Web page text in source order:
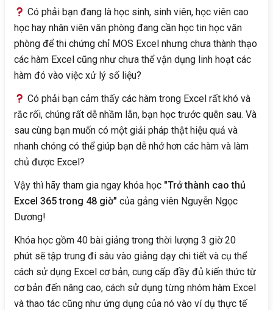
Có phải bạn đang là học sinh, sinh viên, học viên cao
học hay nhân viên văn phòng đang cần học tin học văn
phòng để thi chứng chỉ MOS Excel nhưng chưa thành thạo
các hàm Excel cũng như chưa thể vận dụng linh hoạt các
hàm đó vào việc xử lý số liệu?
Có phải bạn cảm thấy các hàm trong Excel rất khó và
rắc rối, chúng rất dễ nhầm lẫn, bạn học trước quên sau. Và
sau cùng bạn muốn có một giải pháp thật hiệu quả và
nhanh chóng có thể giúp bạn dễ nhớ hơn các hàm và làm
chủ được Excel?
Vậy thì hãy tham gia ngay khóa học "Trở thành cao thủ
Excel 365 trong 48 giờ" của gảng viên Nguyễn Ngọc
Dương!
Khóa học gồm 40 bài giảng trong thời lượng 3 giờ 20
phút sẽ tập trung đi sâu vào giảng dạy chi tiết và cụ thể
cách sử dụng Excel cơ bản, cung cấp đầy đủ kiến thức từ
cơ bản đến nâng cao, cách sử dụng từng nhóm hàm Excel
và thao tác cũng như ứng dụng của nó vào ví dụ thực tế